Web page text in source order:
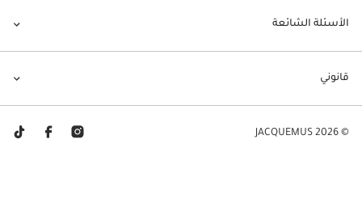
الأسئلة الشائعة
قانوني
© JACQUEMUS 2026